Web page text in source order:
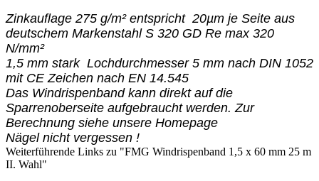
Zinkauflage 275 g/m² entspricht 20µm je Seite aus
deutschem Markenstahl S 320 GD Re max 320
N/mm²
1,5 mm stark Lochdurchmesser 5 mm nach DIN 1052
mit CE Zeichen nach EN 14.545
Das Windrispenband kann direkt auf die
Sparrenoberseite aufgebraucht werden. Zur
Berechnung siehe unsere Homepage
Nägel nicht vergessen !
Weiterführende Links zu "FMG Windrispenband 1,5 x 60 mm 25 m
II. Wahl"